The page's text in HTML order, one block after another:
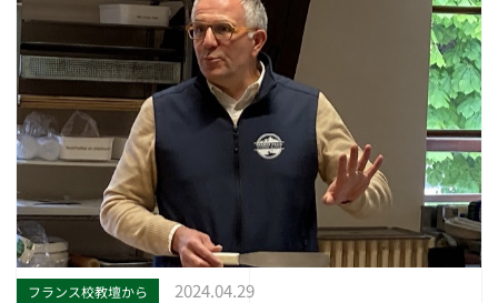
フランス校教壇から 2024.04.29